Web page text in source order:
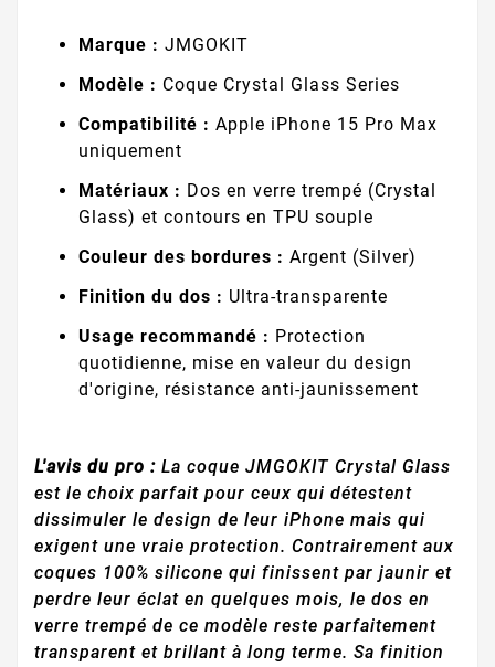
Marque : JMGOKIT
Modèle : Coque Crystal Glass Series
Compatibilité : Apple iPhone 15 Pro Max
uniquement
Matériaux : Dos en verre trempé (Crystal
Glass) et contours en TPU souple
Couleur des bordures : Argent (Silver)
Finition du dos : Ultra-transparente
Usage recommandé : Protection
quotidienne, mise en valeur du design
d'origine, résistance anti-jaunissement
L'avis du pro : La coque JMGOKIT Crystal Glass
est le choix parfait pour ceux qui détestent
dissimuler le design de leur iPhone mais qui
exigent une vraie protection. Contrairement aux
coques 100% silicone qui finissent par jaunir et
perdre leur éclat en quelques mois, le dos en
verre trempé de ce modèle reste parfaitement
transparent et brillant à long terme. Sa finition